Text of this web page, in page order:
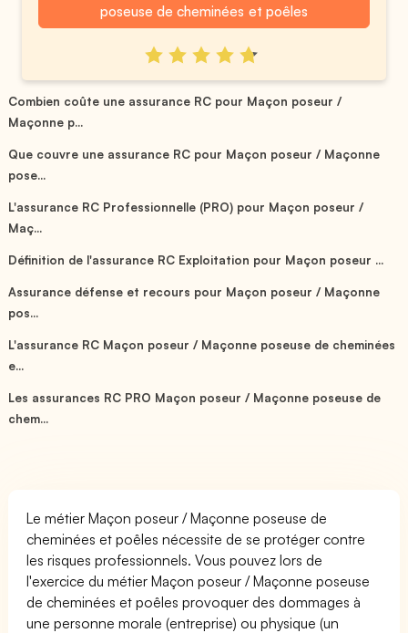
poseuse de cheminées et poêles
Combien coûte une assurance RC pour Maçon poseur /
Maçonne p...
Que couvre une assurance RC pour Maçon poseur / Maçonne
pose...
L'assurance RC Professionnelle (PRO) pour Maçon poseur /
Maç...
Définition de l'assurance RC Exploitation pour Maçon poseur ...
Assurance défense et recours pour Maçon poseur / Maçonne
pos...
L'assurance RC Maçon poseur / Maçonne poseuse de cheminées
e...
Les assurances RC PRO Maçon poseur / Maçonne poseuse de
chem...
Le métier Maçon poseur / Maçonne poseuse de
cheminées et poêles nécessite de se protéger contre
les risques professionnels. Vous pouvez lors de
l'exercice du métier Maçon poseur / Maçonne poseuse
de cheminées et poêles provoquer des dommages à
une personne morale (entreprise) ou physique (un